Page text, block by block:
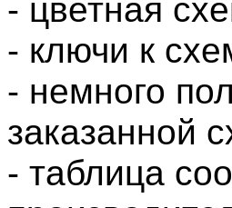
- цветная
- ключи к
- немного
заказанной
- таблица